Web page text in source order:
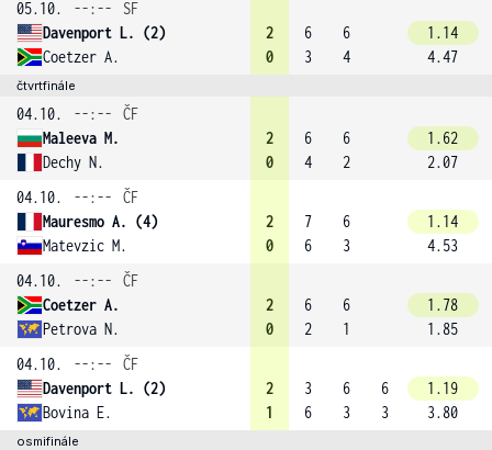
05.10.
--:--
SF
Davenport L. (2)
Coetzer A.
2
0
6
3
6
4
1.14
4.47
čtvrtfinále
04.10. --:--
ČF
Maleeva M.
Dechy N.
2
0
6
4
6
2
1.62
2.07
04.10.
--:--
ČF
Mauresmo A. (4)
Matevzic M.
2
0
7
6
6
3
1.14
4.53
04.10.
--:--
ČF
Coetzer A.
Petrova N.
2
0
6
2
6
1
1.78
1.85
04.10.
--:--
ČF
Davenport L. (2)
Bovina E.
2
1
3
6
6
3
6
3
1.19
3.80
osmifinále